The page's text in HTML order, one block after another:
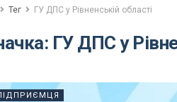
Тег ГУ ДПС у Рівненській області
ГУ ДПС у